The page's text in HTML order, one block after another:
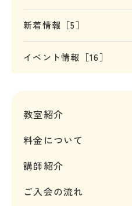
新着情報［5］
イベント情報［16］
教室紹介
料金について
講師紹介
ご入会の流れ